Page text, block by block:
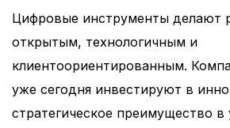
Цифровые инструменты делают
открытым, технологичным и
клиентоориентированным.
уже сегодня инвестируют в
стратегическое преимущество в